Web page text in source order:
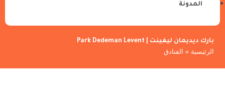
المدونة
بارك ديديمان ليفينت | Park Dedeman Levent
الرئيسية » الفنادق